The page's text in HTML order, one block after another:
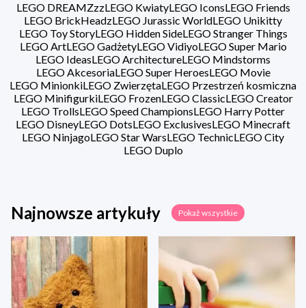
LEGO DREAMZzzLEGO KwiatyLEGO IconsLEGO Friends
LEGO BrickHeadzLEGO Jurassic WorldLEGO Unikitty
LEGO Toy StoryLEGO Hidden SideLEGO Stranger Things
LEGO ArtLEGO GadżetyLEGO VidiyoLEGO Super Mario
LEGO IdeasLEGO ArchitectureLEGO Mindstorms
LEGO AkcesoriaLEGO Super HeroesLEGO Movie
LEGO MinionkiLEGO ZwierzętaLEGO Przestrzeń kosmiczna
LEGO MinifigurkiLEGO FrozenLEGO ClassicLEGO Creator
LEGO TrollsLEGO Speed ChampionsLEGO Harry Potter
LEGO DisneyLEGO DotsLEGO ExclusivesLEGO Minecraft
LEGO NinjagoLEGO Star WarsLEGO TechnicLEGO City
LEGO Duplo
Najnowsze artykuły Pokaż wszystkie